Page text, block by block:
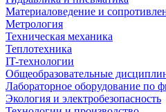
Материаловедение и
Метрология
Техническая механика
Теплотехника
IT-технологии
Общеобразовательные
Лабораторное оборудование по
Экология и электробезопасность